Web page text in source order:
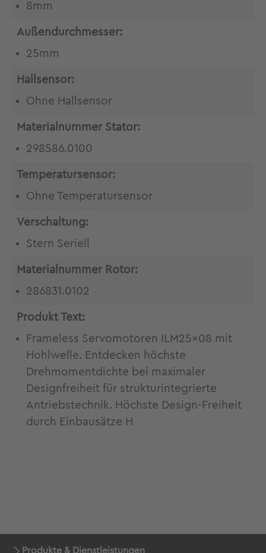
8mm
Außendurchmesser:
25mm
Hallsensor:
Ohne Hallsensor
Materialnummer Stator:
298586.0100
Temperatursensor:
Ohne Temperatursensor
Verschaltung:
Stern Seriell
Materialnummer Rotor:
286831.0102
Produkt Text:
Frameless Servomotoren ILM25x08 mit
Hohlwelle. Entdecken höchste
Drehmomentdichte bei maximaler
Designfreiheit für strukturintegrierte
Antriebstechnik. Höchste Design-Freiheit
durch Einbausätze H
Produkte & Dienstleistungen